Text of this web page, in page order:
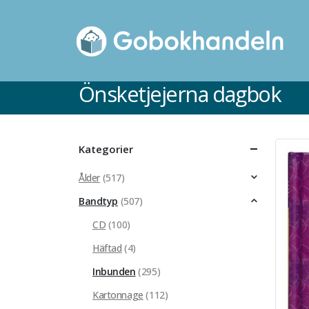
Önsketjejerna dagbok
Kategorier
Ålder (517)
Bandtyp (507)
CD (100)
Häftad (4)
Inbunden (295)
Kartonnage (112)